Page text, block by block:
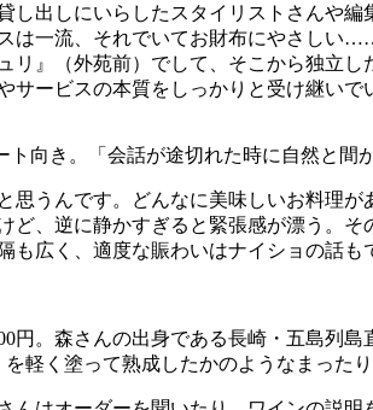
し出しにいらしたスタイリストさんや
は一流、それでいてお財布にやさし
』（外苑前）でして、そこから独立
ービスの本質をしっかりと受け継いで
向き。「会話が途切れた時に自然と間
思うんです。どんなに美味しいお料理
ど、逆に静かすぎると緊張感が漂う。
広く、適度な賑わいはナイショの話も
円。森さんの出身である長崎・五島列
軽く塗って熟成したかのようなまったり